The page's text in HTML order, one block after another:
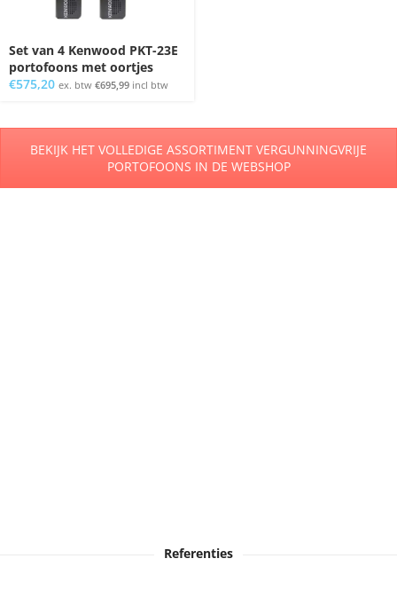
Set van 4 Kenwood PKT-23E
portofoons met oortjes
€575,20 ex. btw €695,99 incl btw
BEKIJK HET VOLLEDIGE ASSORTIMENT VERGUNNINGVRIJE
PORTOFOONS IN DE WEBSHOP
Referenties